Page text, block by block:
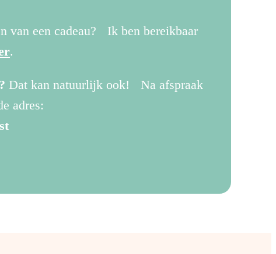
van een cadeau? Ik ben bereikbaar
.
Dat kan natuurlijk ook! Na afspraak
adres: